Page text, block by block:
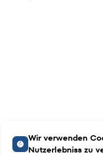
Wir verwenden
Nutzerlebniss zu